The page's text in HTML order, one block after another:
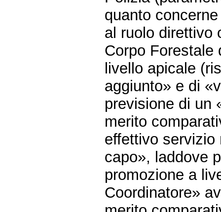
quanto
al ruolo direttivo
Corpo Forestale
livello apicale
aggiunto» e di
previsione di un
merito
effettivo servizio
capo», laddove
promozione a
Coordinatore»